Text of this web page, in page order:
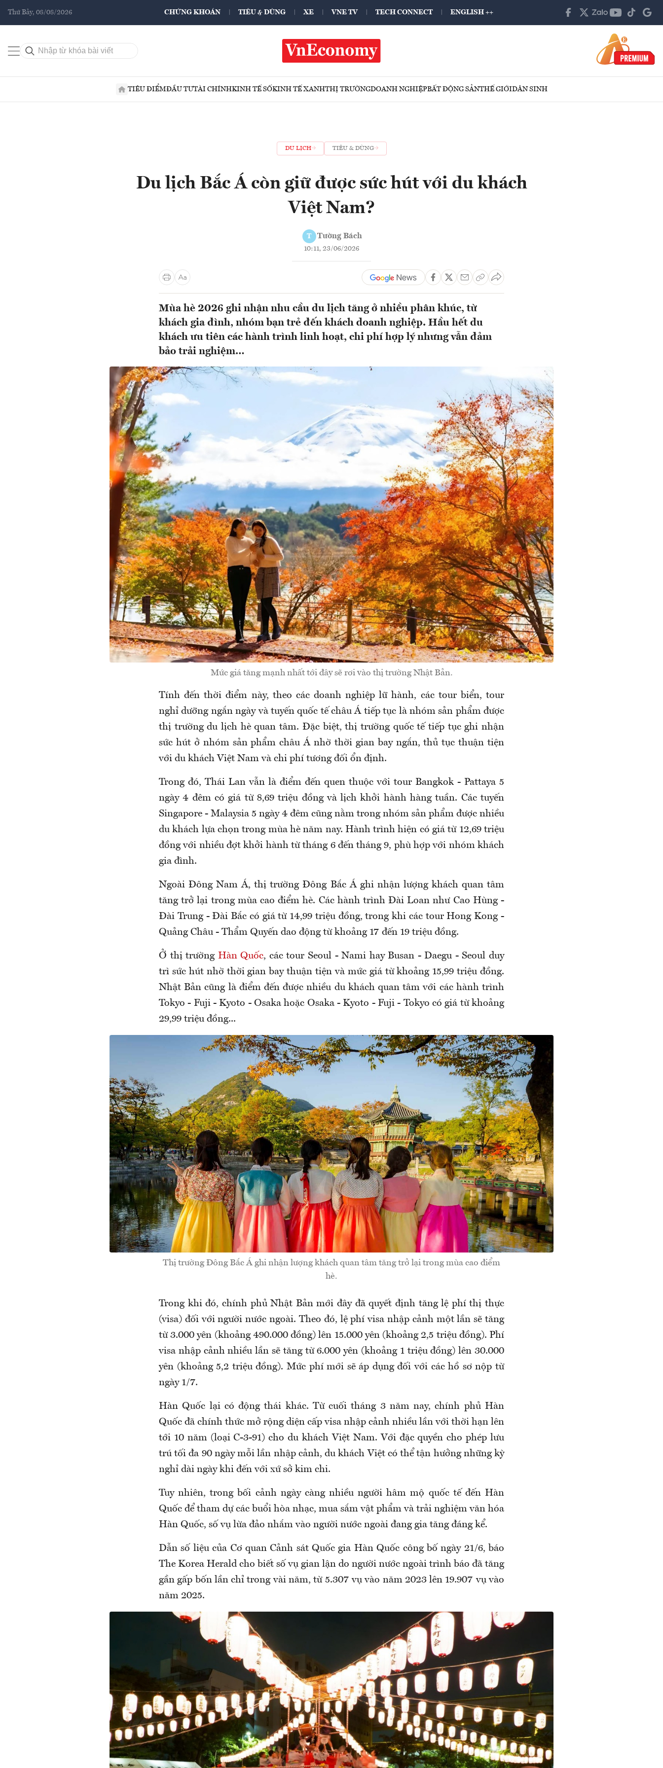
Thứ Bảy, 08/08/2026 CHỨNG KHOÁN TIÊU & DÙNG XE VNE TV TECH CONNECT ENGLISH ++
TIÊU ĐIỂMĐẦU TƯTÀI CHÍNHKINH TẾ SỐKINH TẾ XANHTHỊ TRƯỜNGDOANH NGHIỆPBẤT ĐỘNG SẢNTHẾ GIỚIDÂN SINH
DU LỊCH TIÊU & DÙNG
Du lịch Bắc Á còn giữ được sức hút với du khách
Việt Nam?
T Tường Bách
10:11, 23/06/2026
Mùa hè 2026 ghi nhận nhu cầu du lịch tăng ở nhiều phân khúc, từ
khách gia đình, nhóm bạn trẻ đến khách doanh nghiệp. Hầu hết du
khách ưu tiên các hành trình linh hoạt, chi phí hợp lý nhưng vẫn đảm
bảo trải nghiệm…
Mức giá tăng mạnh nhất tới đây sẽ rơi vào thị trường Nhật Bản.
Tính đến thời điểm này, theo các doanh nghiệp lữ hành, các tour biển, tour
nghỉ dưỡng ngắn ngày và tuyến quốc tế châu Á tiếp tục là nhóm sản phẩm được
thị trường du lịch hè quan tâm. Đặc biệt, thị trường quốc tế tiếp tục ghi nhận
sức hút ở nhóm sản phẩm châu Á nhờ thời gian bay ngắn, thủ tục thuận tiện
với du khách Việt Nam và chi phí tương đối ổn định.
Trong đó, Thái Lan vẫn là điểm đến quen thuộc với tour Bangkok - Pattaya 5
ngày 4 đêm có giá từ 8,69 triệu đồng và lịch khởi hành hàng tuần. Các tuyến
Singapore - Malaysia 5 ngày 4 đêm cũng nằm trong nhóm sản phẩm được nhiều
du khách lựa chọn trong mùa hè năm nay. Hành trình hiện có giá từ 12,69 triệu
đồng với nhiều đợt khởi hành từ tháng 6 đến tháng 9, phù hợp với nhóm khách
gia đình.
Ngoài Đông Nam Á, thị trường Đông Bắc Á ghi nhận lượng khách quan tâm
tăng trở lại trong mùa cao điểm hè. Các hành trình Đài Loan như Cao Hùng -
Đài Trung - Đài Bắc có giá từ 14,99 triệu đồng, trong khi các tour Hong Kong -
Quảng Châu - Thẩm Quyến dao động từ khoảng 17 đến 19 triệu đồng.
Ở thị trường Hàn Quốc, các tour Seoul - Nami hay Busan - Daegu - Seoul duy
trì sức hút nhờ thời gian bay thuận tiện và mức giá từ khoảng 15,99 triệu đồng.
Nhật Bản cũng là điểm đến được nhiều du khách quan tâm với các hành trình
Tokyo - Fuji - Kyoto - Osaka hoặc Osaka - Kyoto - Fuji - Tokyo có giá từ khoảng
29,99 triệu đồng...
Thị trường Đông Bắc Á ghi nhận lượng khách quan tâm tăng trở lại trong mùa cao điểm
hè.
Trong khi đó, chính phủ Nhật Bản mới đây đã quyết định tăng lệ phí thị thực
(visa) đối với người nước ngoài. Theo đó, lệ phí visa nhập cảnh một lần sẽ tăng
từ 3.000 yên (khoảng 490.000 đồng) lên 15.000 yên (khoảng 2,5 triệu đồng). Phí
visa nhập cảnh nhiều lần sẽ tăng từ 6.000 yên (khoảng 1 triệu đồng) lên 30.000
yên (khoảng 5,2 triệu đồng). Mức phí mới sẽ áp dụng đối với các hồ sơ nộp từ
ngày 1/7.
Hàn Quốc lại có động thái khác. Từ cuối tháng 3 năm nay, chính phủ Hàn
Quốc đã chính thức mở rộng diện cấp visa nhập cảnh nhiều lần với thời hạn lên
tới 10 năm (loại C-3-91) cho du khách Việt Nam. Với đặc quyền cho phép lưu
trú tối đa 90 ngày mỗi lần nhập cảnh, du khách Việt có thể tận hưởng những kỳ
nghỉ dài ngày khi đến với xứ sở kim chi.
Tuy nhiên, trong bối cảnh ngày càng nhiều người hâm mộ quốc tế đến Hàn
Quốc để tham dự các buổi hòa nhạc, mua sắm vật phẩm và trải nghiệm văn hóa
Hàn Quốc, số vụ lừa đảo nhắm vào người nước ngoài đang gia tăng đáng kể.
Dẫn số liệu của Cơ quan Cảnh sát Quốc gia Hàn Quốc công bố ngày 21/6, báo
The Korea Herald cho biết số vụ gian lận do người nước ngoài trình báo đã tăng
gần gấp bốn lần chỉ trong vài năm, từ 5.307 vụ vào năm 2023 lên 19.907 vụ vào
năm 2025.